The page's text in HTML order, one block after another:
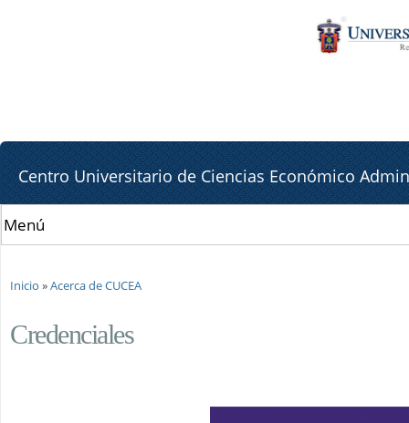
la
Centro Universitario de Ciencias Económico
Se encuentra usted aquí
Inicio »Acerca de CUCEA
Credenciales